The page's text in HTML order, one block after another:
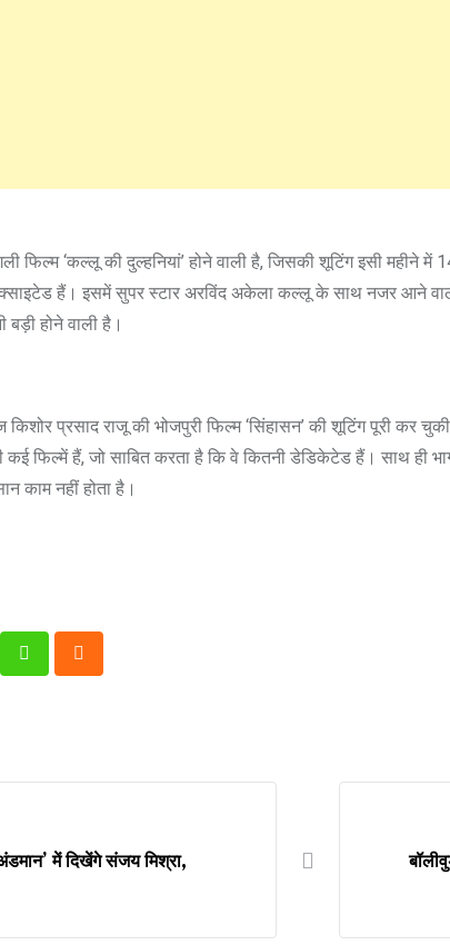
फिल्‍म ‘कल्‍लू की दुल्‍हनियां’ होने वाली है, जिसकी शूटिंग इसी महीने
हैं। इसमें सुपर स्‍टार अरविंद अकेला कल्‍लू के साथ नजर आने
होने वाली है।
प्रसाद राजू की भोजपुरी फिल्म ‘सिंहासन’ की शूटिंग पूरी कर
कई फिल्‍में हैं, जो साबित करता है कि वे कितनी डेडिकेटेड हैं। साथ ही
काम नहीं होता है।
WhatsappCloud
में दिखेंगे संजय मिश्रा,